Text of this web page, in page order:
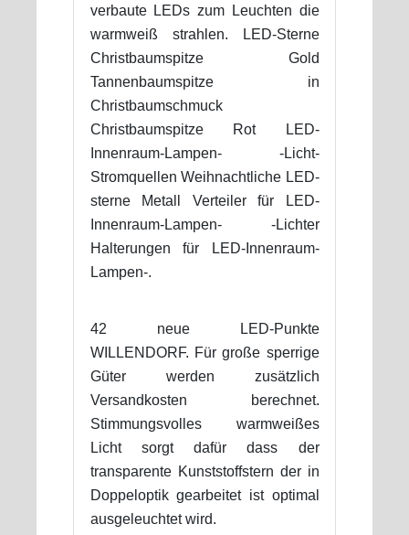
verbaute LEDs zum Leuchten die
warmweiß strahlen. LED-Sterne
Christbaumspitze Gold
Tannenbaumspitze in
Christbaumschmuck
Christbaumspitze Rot LED-
Innenraum-Lampen- -Licht-
Stromquellen Weihnachtliche LED-
sterne Metall Verteiler für LED-
Innenraum-Lampen- -Lichter
Halterungen für LED-Innenraum-
Lampen-.
42 neue LED-Punkte
WILLENDORF. Für große sperrige
Güter werden zusätzlich
Versandkosten berechnet.
Stimmungsvolles warmweißes
Licht sorgt dafür dass der
transparente Kunststoffstern der in
Doppeloptik gearbeitet ist optimal
ausgeleuchtet wird.